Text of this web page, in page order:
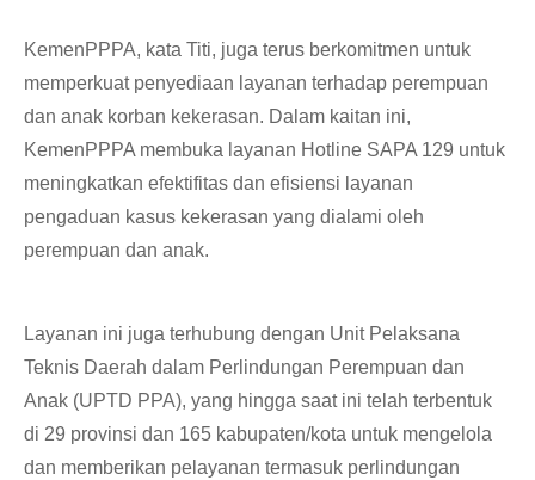
KemenPPPA, kata Titi, juga terus berkomitmen untuk
memperkuat penyediaan layanan terhadap perempuan
dan anak korban kekerasan. Dalam kaitan ini,
KemenPPPA membuka layanan Hotline SAPA 129 untuk
meningkatkan efektifitas dan efisiensi layanan
pengaduan kasus kekerasan yang dialami oleh
perempuan dan anak.
Layanan ini juga terhubung dengan Unit Pelaksana
Teknis Daerah dalam Perlindungan Perempuan dan
Anak (UPTD PPA), yang hingga saat ini telah terbentuk
di 29 provinsi dan 165 kabupaten/kota untuk mengelola
dan memberikan pelayanan termasuk perlindungan